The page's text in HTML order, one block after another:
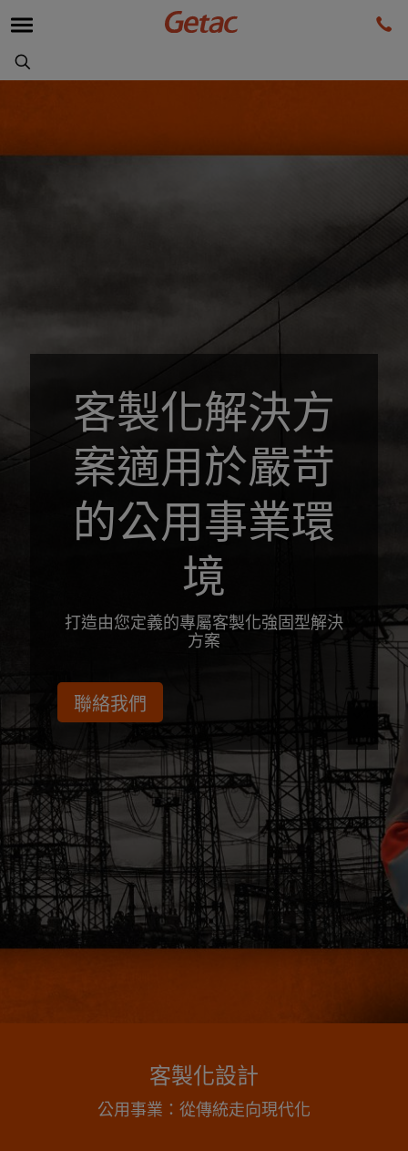
客製化解決方
案適用於嚴苛
的公用事業環
境
打造由您定義的專屬客製化強固型解決
方案
聯絡我們
客製化設計
公用事業：從傳統走向現代化